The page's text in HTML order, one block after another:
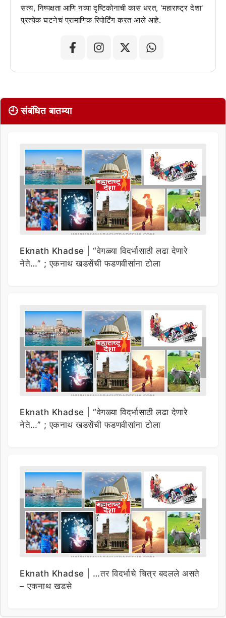
सत्य, निष्पक्षता आणि नव्या दृष्टिकोनाची कास धरत, 'महाराष्ट्र देशा'
प्रत्येक घटनेचं प्रामाणिक रिपोर्टिंग करत आले आहे.
🕘 संबंधित बातम्या
Eknath Khadse | “वेगळ्या विदर्भासाठी लढा देणारे
नेते…” ; एकनाथ खडसेंची फडणवीसांना टोला
Eknath Khadse | “वेगळ्या विदर्भासाठी लढा देणारे
नेते…” ; एकनाथ खडसेंची फडणवीसांना टोला
Eknath Khadse | …तर विदर्भाचे चित्र बदलले असते
– एकनाथ खडसे